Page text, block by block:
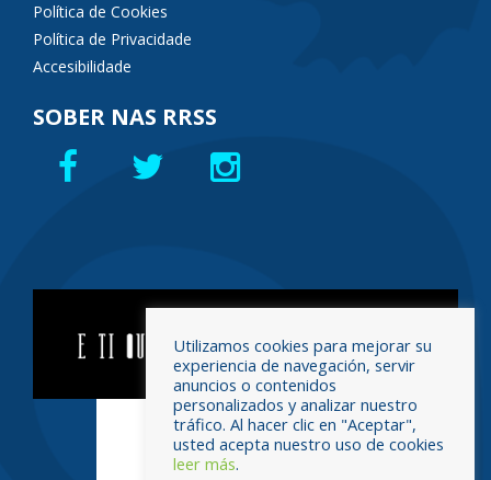
Política de Cookies
Política de Privacidade
Accesibilidade
SOBER NAS RRSS
Utilizamos cookies para mejorar su
experiencia de navegación, servir
anuncios o contenidos
personalizados y analizar nuestro
tráfico. Al hacer clic en "Aceptar",
usted acepta nuestro uso de cookies
leer más.